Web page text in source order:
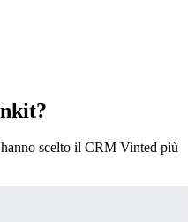
scelto il CRM Vinted più